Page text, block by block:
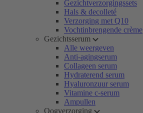
Gezichtverzorgingssets
Hals & decolleté
Verzorging met Q10
Vochtinbrengende crème
Gezichtsserum
Alle weergeven
Anti-agingserum
Collageen serum
Hydraterend serum
Hyaluronzuur serum
Vitamine c-serum
Ampullen
Oogverzorging